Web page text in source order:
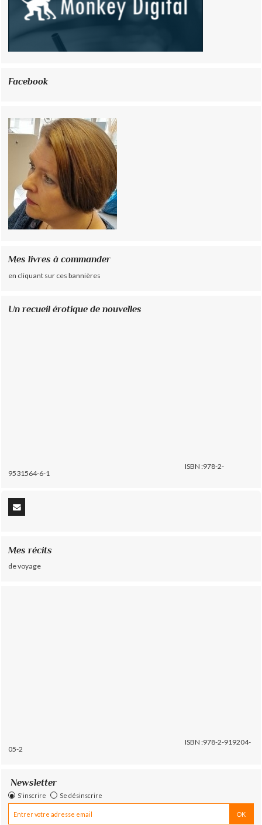
Facebook
Mes livres à commander
en cliquant sur ces bannières
Un recueil érotique de nouvelles
ISBN :978-2-
9531564-6-1
Mes récits
de voyage
ISBN :978-2-919204-
05-2
Newsletter
S'inscrire Se désinscrire